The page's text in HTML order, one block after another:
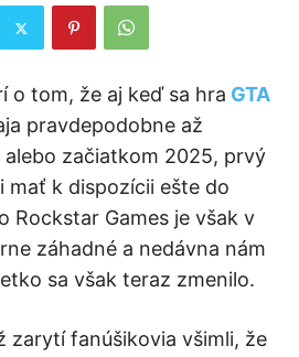
o tom, že aj keď sa hra GTA
pravdepodobne až
začiatkom 2025, prvý
mať k dispozícii ešte do
Rockstar Games je však v
záhadné a nedávna nám
sa však teraz zmenilo.
zarytí fanúšikovia všimli, že